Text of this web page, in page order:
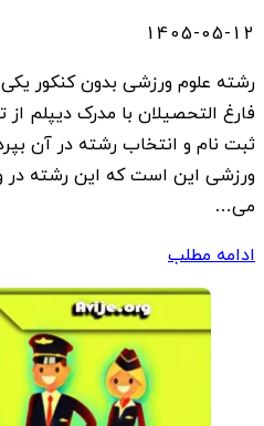
1405-05-12
رشته علوم ورزشی بدون کنکور
فارغ التحصیلان با مدرک دیپلم
ثبت نام و انتخاب رشته در آن
ورزشی این است که این رشته در
می…
ادامه مطلب